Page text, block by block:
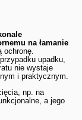
na łamanie
ochronę.
upadku,
nie wystaje
i praktycznym.
np. na
a jego